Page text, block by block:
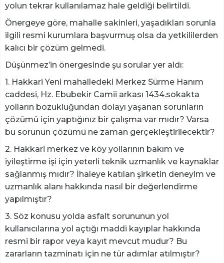
yolun tekrar kullanılamaz hale geldiği belirtildi.
Önergeye göre, mahalle sakinleri, yaşadıkları sorunla
ilgili resmi kurumlara başvurmuş olsa da yetkililerden
kalıcı bir çözüm gelmedi.
Düşünmez’in önergesinde şu sorular yer aldı:
1. Hakkari Yeni mahalledeki Merkez Sürme Hanım
caddesi, Hz. Ebubekir Camii arkası 1434.sokakta
yolların bozukluğundan dolayı yaşanan sorunların
çözümü için yaptığınız bir çalışma var mıdır? Varsa
bu sorunun çözümü ne zaman gerçekleştirilecektir?
2. Hakkari merkez ve köy yollarının bakım ve
iyileştirme işi için yeterli teknik uzmanlık ve kaynaklar
sağlanmış mıdır? İhaleye katılan şirketin deneyim ve
uzmanlık alanı hakkında nasıl bir değerlendirme
yapılmıştır?
3. Söz konusu yolda asfalt sorununun yol
kullanıcılarına yol açtığı maddi kayıplar hakkında
resmi bir rapor veya kayıt mevcut mudur? Bu
zararların tazminatı için ne tür adımlar atılmıştır?